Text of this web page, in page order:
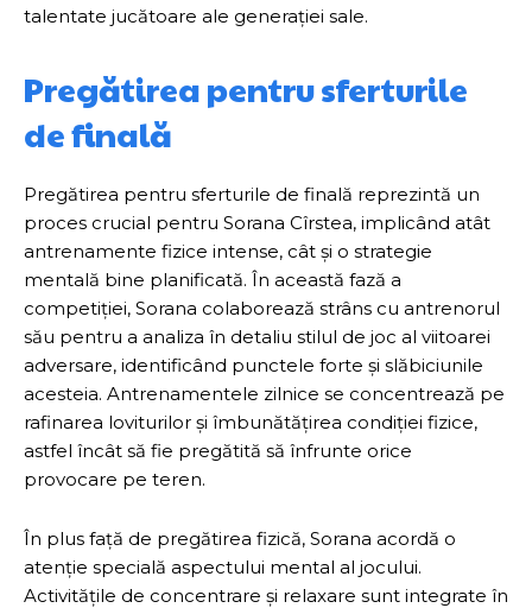
talentate jucătoare ale generației sale.
Pregătirea pentru sferturile
de finală
Pregătirea pentru sferturile de finală reprezintă un
proces crucial pentru Sorana Cîrstea, implicând atât
antrenamente fizice intense, cât și o strategie
mentală bine planificată. În această fază a
competiției, Sorana colaborează strâns cu antrenorul
său pentru a analiza în detaliu stilul de joc al viitoarei
adversare, identificând punctele forte și slăbiciunile
acesteia. Antrenamentele zilnice se concentrează pe
rafinarea loviturilor și îmbunătățirea condiției fizice,
astfel încât să fie pregătită să înfrunte orice
provocare pe teren.
În plus față de pregătirea fizică, Sorana acordă o
atenție specială aspectului mental al jocului.
Activitățile de concentrare și relaxare sunt integrate în